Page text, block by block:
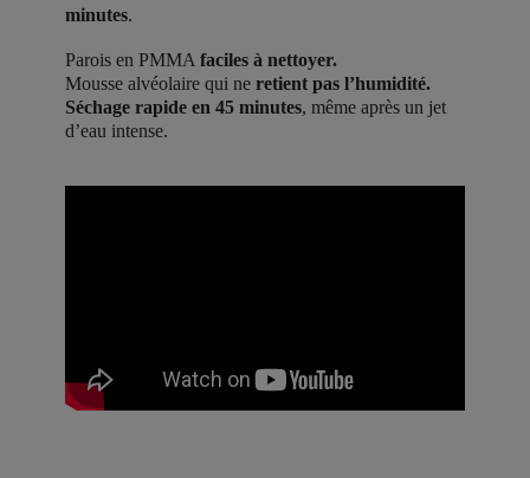
minutes.
Parois en PMMA faciles à nettoyer.
Mousse alvéolaire qui ne retient pas l’humidité.
Séchage rapide en 45 minutes, même après un jet
d’eau intense.